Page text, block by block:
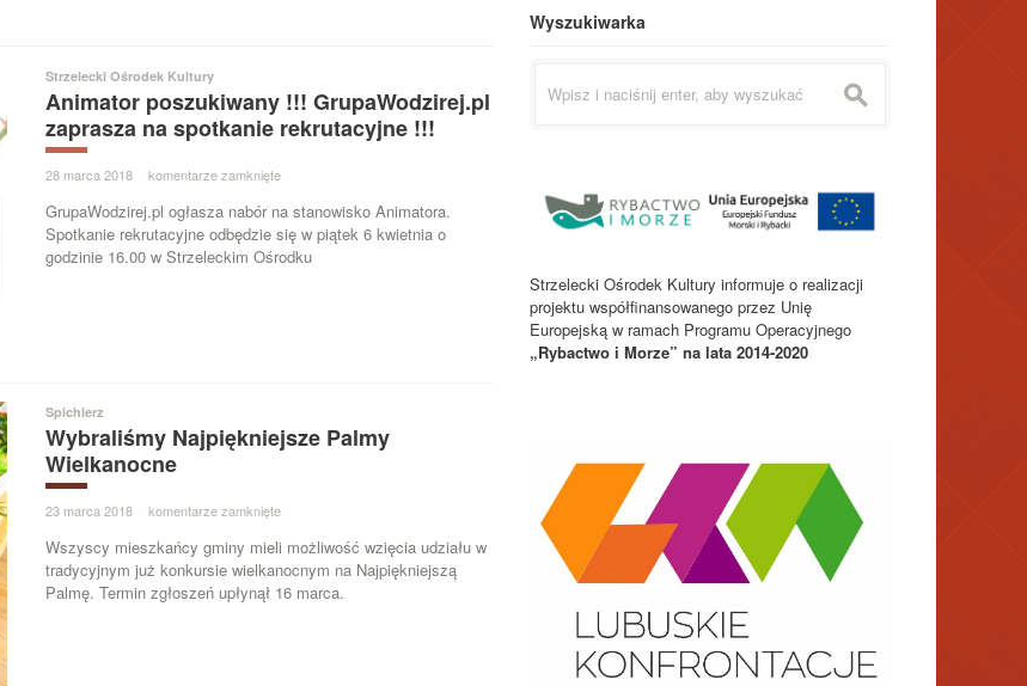
Strzelecki Ośrodek Kultury
Animator poszukiwany !!! GrupaWodzirej.pl
zaprasza na spotkanie rekrutacyjne !!!
28 marca 2018 · komentarze zamknięte ·
GrupaWodzirej.pl ogłasza nabór na stanowisko Animatora.
Spotkanie rekrutacyjne odbędzie się w piątek 6 kwietnia o
godzinie 16.00 w Strzeleckim Ośrodku
Spichlerz
Wybraliśmy Najpiękniejsze Palmy
Wielkanocne
23 marca 2018 · komentarze zamknięte ·
Wszyscy mieszkańcy gminy mieli możliwość wzięcia udziału w
tradycyjnym już konkursie wielkanocnym na Najpiękniejszą
Palmę. Termin zgłoszeń upłynął 16 marca.
Wyszukiwarka
s
Strzelecki Ośrodek Kultury informuje o realizacji
projektu współfinansowanego przez Unię
Europejską w ramach Programu Operacyjnego
„Rybactwo i Morze” na lata 2014-2020